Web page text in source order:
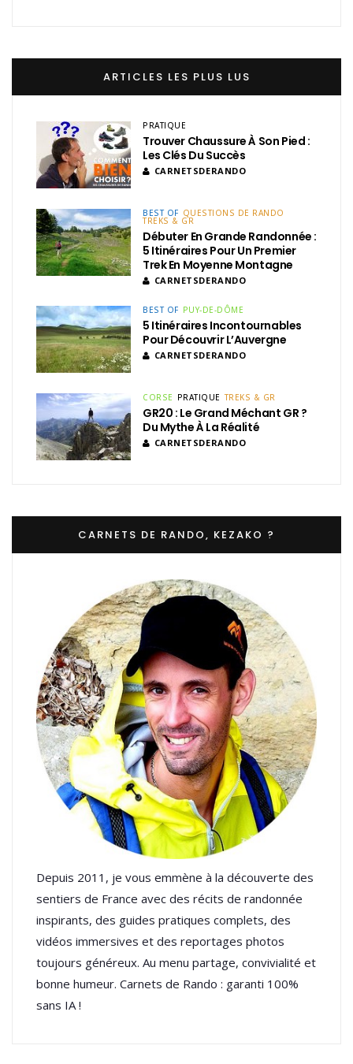
ARTICLES LES PLUS LUS
PRATIQUE
Trouver Chaussure À Son Pied :
Les Clés Du Succès
CARNETSDERANDO
BEST OF QUESTIONS DE RANDO
TREKS & GR
Débuter En Grande Randonnée :
5 Itinéraires Pour Un Premier
Trek En Moyenne Montagne
CARNETSDERANDO
BEST OF PUY-DE-DÔME
5 Itinéraires Incontournables
Pour Découvrir L’Auvergne
CARNETSDERANDO
CORSE PRATIQUE TREKS & GR
GR20 : Le Grand Méchant GR ?
Du Mythe À La Réalité
CARNETSDERANDO
CARNETS DE RANDO, KEZAKO ?
Depuis 2011, je vous emmène à la découverte des
sentiers de France avec des récits de randonnée
inspirants, des guides pratiques complets, des
vidéos immersives et des reportages photos
toujours généreux. Au menu partage, convivialité et
bonne humeur. Carnets de Rando : garanti 100%
sans IA !